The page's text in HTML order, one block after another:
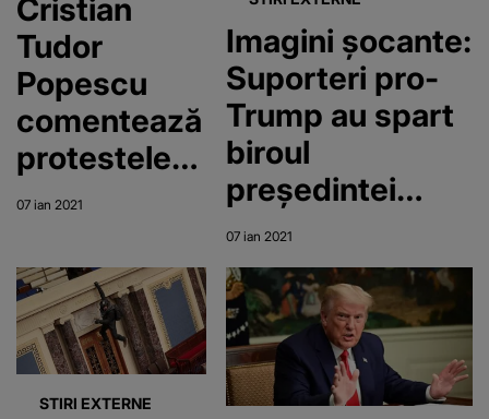
Cristian
Tudor
Popescu
comentează
protestele
din SUA: O
stat. Este
echivalentul
lui 9/11
07 ian 2021
Imagini șocante:
Suporteri pro-
Trump au spart
biroul
președintei
Camerei
Reprezentanților
și au umblat în
acte oficiale
07 ian 2021
STIRI EXTERNE